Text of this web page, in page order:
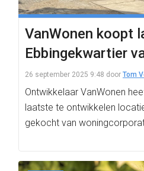
VanWonen koopt
Ebbingekwartier
26 september 2025 9:48 door Tom
Ontwikkelaar VanWonen
laatste te ontwikkelen
gekocht van